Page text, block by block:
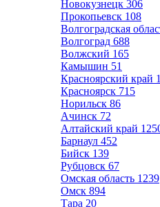
Новокузнецк 306
Прокопьевск 108
Волгоградская
Волгоград 688
Волжский 165
Камышин 51
Красноярский край
Красноярск 715
Норильск 86
Ачинск 72
Алтайский край
Барнаул 452
Бийск 139
Рубцовск 67
Омская область 1239
Омск 894
Тара 20